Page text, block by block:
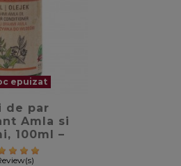
epuizat
de par
Amla si
100ml –
Ayurveda